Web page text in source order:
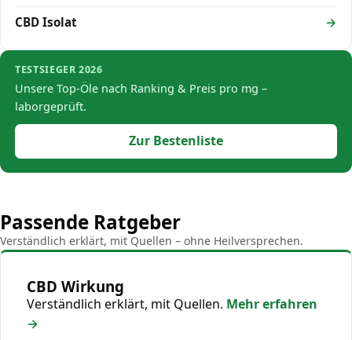
CBD Isolat
TESTSIEGER 2026
Unsere Top-Öle nach Ranking & Preis pro mg –
laborgeprüft.
Zur Bestenliste
Passende Ratgeber
Verständlich erklärt, mit Quellen – ohne Heilversprechen.
CBD Wirkung
Verständlich erklärt, mit Quellen. Mehr erfahren
→